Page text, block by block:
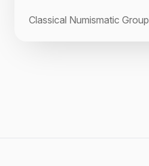
Classical Numismatic Group